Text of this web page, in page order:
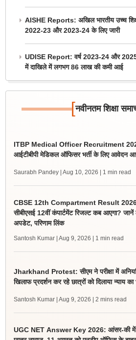
AISHE Reports: अखिल भारतीय उच्च शिक्षा
2022-23 और 2023-24 के लिए जारी
UDISE Report: वर्ष 2023-24 और
में दाखिले में लगभग 86 लाख की कमी आई
[नवीनतम शिक्षा
ITBP Medical Officer Recruitment
आईटीबीपी मेडिकल ऑफिसर भर्ती के लिए आवेदन
Saurabh Pandey | Aug 10, 2026 | 1 min read
CBSE 12th Compartment Result
सीबीएसई 12वीं कंपार्टमेंट रिजल्ट कब आएगा?
अपडेट, परिणाम लिंक
Santosh Kumar | Aug 9, 2026 | 1 min read
Jharkhand Protest: सीएम ने परीक्षा में
खिलाफ प्रदर्शन कर रहे छात्रों को दिलाया न्याय का
Santosh Kumar | Aug 9, 2026 | 2 mins read
UGC NET Answer Key 2026: आंसर-की में